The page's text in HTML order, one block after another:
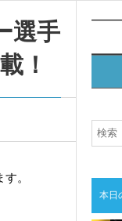
選手
！
。
本日